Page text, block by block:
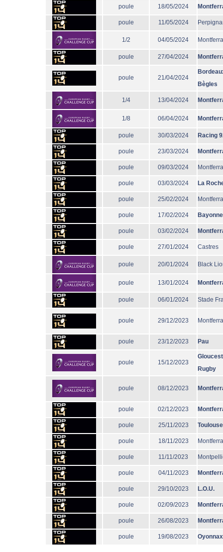
poule 18/05/2024
poule 11/05/2024
1/2 04/05/2024
poule 27/04/2024
poule 21/04/2024
Bègles
1/4 13/04/2024
1/8 06/04/2024
poule 30/03/2024 Racing
poule 23/03/2024
poule 09/03/2024
poule 03/03/2024 La
poule 25/02/2024
poule 17/02/2024 Bayonne
poule 03/02/2024
poule 27/01/2024 Castres
poule 20/01/2024 Black
poule 13/01/2024
poule 06/01/2024 Stade
poule 29/12/2023
poule 23/12/2023 Pau
poule 15/12/2023
Rugby
poule 08/12/2023
poule 02/12/2023
poule 25/11/2023 Toulouse
poule 18/11/2023
poule 11/11/2023
poule 04/11/2023
poule 29/10/2023 L.O.U.
poule 02/09/2023
poule 26/08/2023
poule 19/08/2023 Oyonnax